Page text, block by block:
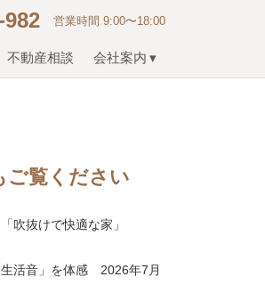
982 営業時間 9:00〜18:00
不動産相談 会社案内
ご覧ください
吹抜けで快適な家」
活音」を体感 2026年7月